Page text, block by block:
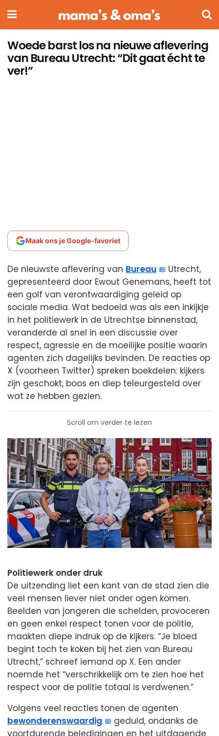
Woede barst los na nieuwe aflevering
van Bureau Utrecht: “Dit gaat écht te
ver!”
Maak ons je Google-favoriet
De nieuwste aflevering van Bureau
Utrecht,
gepresenteerd door Ewout Genemans, heeft tot
een golf van verontwaardiging geleid op
sociale media. Wat bedoeld was als een inkijkje
in het politiewerk in de Utrechtse binnenstad,
veranderde al snel in een discussie over
respect, agressie en de moeilijke positie waarin
agenten zich dagelijks bevinden. De reacties op
X (voorheen Twitter) spreken boekdelen: kijkers
zijn geschokt, boos en diep teleurgesteld over
wat ze hebben gezien.
Scroll om verder te lezen
Politiewerk onder druk
De uitzending liet een kant van de stad zien die
veel mensen liever niet onder ogen komen.
Beelden van jongeren die schelden, provoceren
en geen enkel respect tonen voor de politie,
maakten diepe indruk op de kijkers. “Je bloed
begint toch te koken bij het zien van Bureau
Utrecht,” schreef iemand op X. Een ander
noemde het “verschrikkelijk om te zien hoe het
respect voor de politie totaal is verdwenen.”
Volgens veel reacties tonen de agenten
bewonderenswaardig
geduld, ondanks de
voortdurende beledigingen en het uitdagende